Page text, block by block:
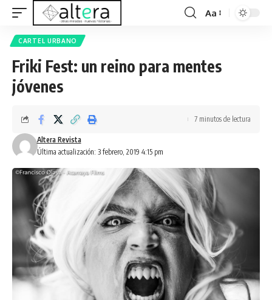
Aa
CARTEL URBANO
Friki Fest: un reino para mentes
jóvenes
Última actualización: 3 febrero, 2019 4:15 pm
Altera Revista
7 minutos de lectura